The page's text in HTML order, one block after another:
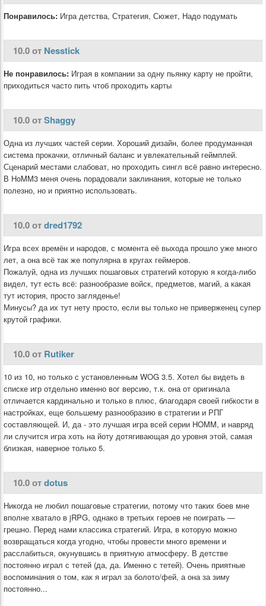
Понравилось: Игра детства, Стратегия, Сюжет, Надо подумать
10.0 от Nesstick
Не понравилось: Играя в компании за одну пьянку карту не пройти,
приходиться часто пить чтоб проходить карты
10.0 отShaggy
Одна из лучших частей серии. Хороший дизайн, более продуманная
система прокачки, отличный баланс и увлекательный геймплей.
Сценарий местами слабоват, но проходить сингл всё равно интересно.
В HoMM3 меня очень порадовали заклинания, которые не только
полезно, но и приятно использовать.
10.0 отdred1792
Игра всех времён и народов, с момента её выхода прошло уже много
лет, а она всё так же популярна в кругах геймеров.
Пожалуй, одна из лучших пошаговых стратегий которую я когда-либо
видел, тут есть всё: разнообразие войск, предметов, магий, а какая
тут история, просто загляденье!
Минусы? да их тут нету просто, если вы только не приверженец супер
крутой графики.
10.0 от Rutiker
10 из 10, но только с установленным WOG 3.5. Хотел бы видеть в
списке игр отдельно именно вог версию, т.к. она от оригинала
отличается кардинально и только в плюс, благодаря своей гибкости в
настройках, еще большему разнообразию в стратегии и РПГ
составляющей. И, да - это лучшая игра всей серии HOMM, и навряд
ли случится игра хоть на йоту дотягивающая до уровня этой, самая
близкая, наверное только 5.
10.0 отdotus
Никогда не любил пошаговые стратегии, потому что таких боев мне
вполне хватало в jRPG, однако в третьих героев не поиграть —
грешно. Перед нами классика стратегий. Игра, в которую можно
возвращаться когда угодно, чтобы провести много времени и
расслабиться, окунувшись в приятную атмосферу. В детстве
постоянно играл с тетей (да, да. Именно с тетей). Очень приятные
воспоминания о том, как я играл за болото/фей, а она за зиму
постоянно...